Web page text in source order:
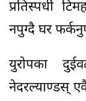
प्रतिस्पर्धी
नपुग्दै घर
युरोपका
नेदरल्याण्डस्